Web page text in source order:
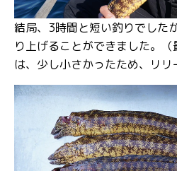
結局、3時間と短い釣りでした
り上げることができました。
は、少し小さかったため、リリ